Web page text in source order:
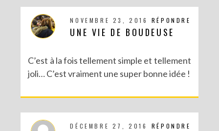
RÉPONDRE
NOVEMBRE 23, 2016
UNE VIE DE BOUDEUSE
C’est à la fois tellement simple et tellement
joli… C’est vraiment une super bonne idée !
RÉPONDRE
DÉCEMBRE 27, 2016